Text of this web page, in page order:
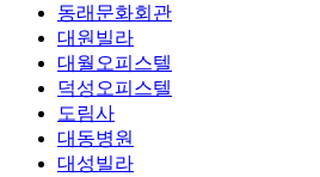
동래문화회관
대원빌라
대월오피스텔
덕성오피스텔
도림사
대동병원
대성빌라